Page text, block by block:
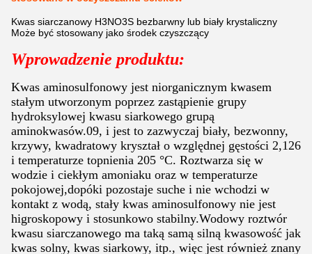
Kwas siarczanowy H3NO3S bezbarwny lub biały krystaliczny
Może być stosowany jako środek czyszczący
Wprowadzenie produktu:
Kwas aminosulfonowy jest niorganicznym kwasem
stałym utworzonym poprzez zastąpienie grupy
hydroksylowej kwasu siarkowego grupą
aminokwasów.09, i jest to zazwyczaj biały, bezwonny,
krzywy, kwadratowy kryształ o względnej gęstości 2,126
i temperaturze topnienia 205 °C. Roztwarza się w
wodzie i ciekłym amoniaku oraz w temperaturze
pokojowej,dopóki pozostaje suche i nie wchodzi w
kontakt z wodą, stały kwas aminosulfonowy nie jest
higroskopowy i stosunkowo stabilny.Wodowy roztwór
kwasu siarczanowego ma taką samą silną kwasowość jak
kwas solny, kwas siarkowy, itp., więc jest również znany